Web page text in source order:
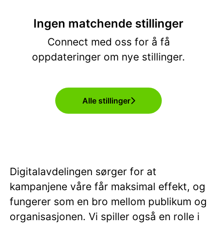
Ingen matchende stillinger
Connect med oss for å få
oppdateringer om nye stillinger.
Alle stillinger
Digitalavdelingen sørger for at
kampanjene våre får maksimal effekt, og
fungerer som en bro mellom publikum og
organisasjonen. Vi spiller også en rolle i